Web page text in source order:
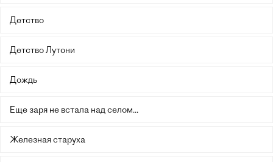
Детство
Детство Лутони
Дождь
Еще заря не встала над селом...
Железная старуха